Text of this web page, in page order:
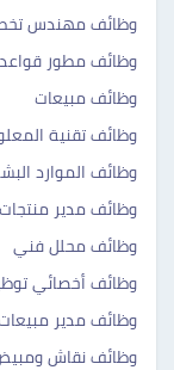
وظائف مهندس
وظائف مطور قواعد
وظائف مبيعات
وظائف تقنية
وظائف الموارد
وظائف مدير منتجات
وظائف محلل فني
وظائف أخصائي
وظائف مدير
وظائف نقاش